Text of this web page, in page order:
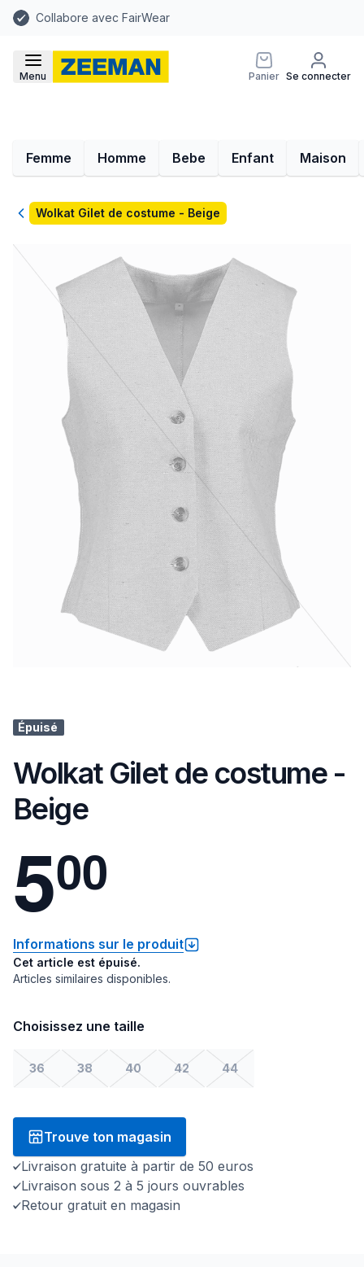
Collabore avec FairWear
Menu Panier Se connecter
Femme Homme Bebe Enfant Maison
RetourWolkat Gilet de costume - Beige
Épuisé
Wolkat Gilet de costume -
Beige
500
Informations sur le produit
Cet article est épuisé.
Articles similaires disponibles.
Choisissez une taille
36 38 40 42 44
Trouve ton magasin
Livraison gratuite à partir de 50 euros
Livraison sous 2 à 5 jours ouvrables
Retour gratuit en magasin